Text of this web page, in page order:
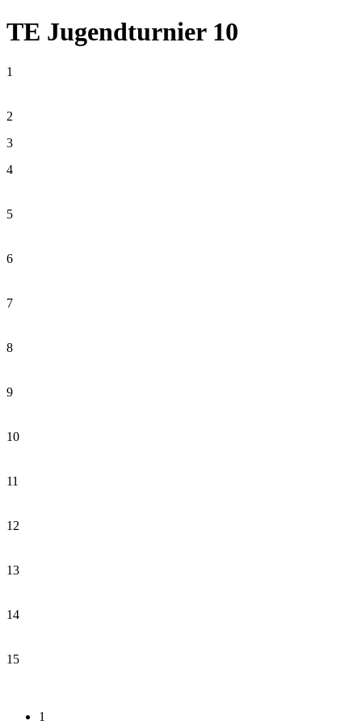
TE Jugendturnier 10
1
2
3
4
5
6
7
8
9
10
11
12
13
14
15
1